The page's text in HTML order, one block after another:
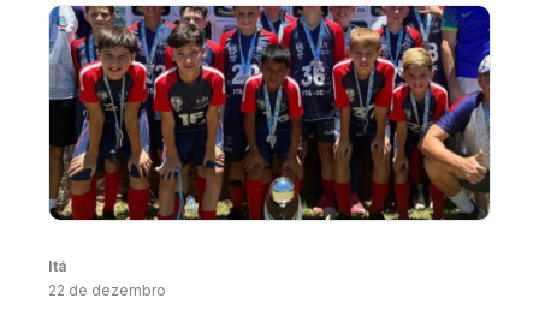
Itá
22 de dezembro